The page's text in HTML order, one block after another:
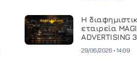
Η
εταιρεία
ADVERTISING
29/06/2026 • 14:09